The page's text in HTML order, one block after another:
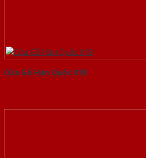
Cửa Gỗ Hàn Quốc 018